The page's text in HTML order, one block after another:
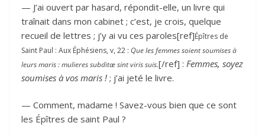
— J’ai ouvert par hasard, répondit-elle, un livre qui
traînait dans mon cabinet ; c’est, je crois, quelque
recueil de lettres ; j’y ai vu ces paroles[ref]Épîtres de
Saint Paul : Aux Éphésiens, v, 22 : Que les femmes soient soumises à
leurs maris : mulieres subditæ sint viris suis.[/ref] : Femmes, soyez
soumises à vos maris ! ; j’ai jeté le livre.
— Comment, madame ! Savez-vous bien que ce sont
les Épîtres de saint Paul ?